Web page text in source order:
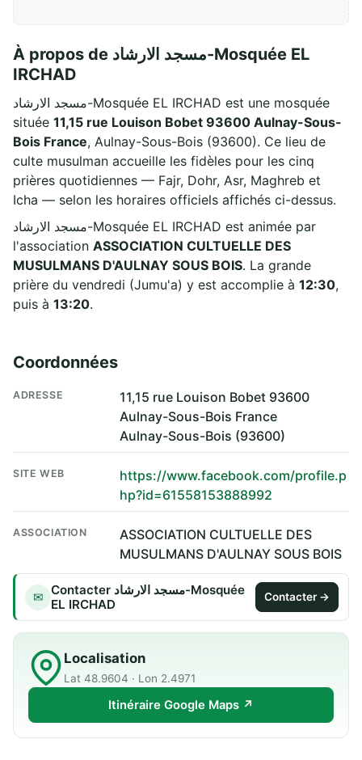
À propos de مسجد الارشاد-Mosquée EL
IRCHAD
مسجد الارشاد-Mosquée EL IRCHAD est une mosquée
située 11,15 rue Louison Bobet 93600 Aulnay-Sous-
Bois France, Aulnay-Sous-Bois (93600). Ce lieu de
culte musulman accueille les fidèles pour les cinq
prières quotidiennes — Fajr, Dohr, Asr, Maghreb et
Icha — selon les horaires officiels affichés ci-dessus.
مسجد الارشاد-Mosquée EL IRCHAD est animée par
l'association ASSOCIATION CULTUELLE DES
MUSULMANS D'AULNAY SOUS BOIS. La grande
prière du vendredi (Jumu'a) y est accomplie à 12:30,
puis à 13:20.
Coordonnées
ADRESSE
11,15 rue Louison Bobet 93600
Aulnay-Sous-Bois France
Aulnay-Sous-Bois (93600)
SITE WEB
https://www.facebook.com/profile.p
hp?id=61558153888992
ASSOCIATION
ASSOCIATION CULTUELLE DES
MUSULMANS D'AULNAY SOUS BOIS
✉ Contacter مسجد الارشاد-Mosquée
EL IRCHAD
Contacter →
Localisation
Lat 48.9604 · Lon 2.4971
Itinéraire Google Maps ↗